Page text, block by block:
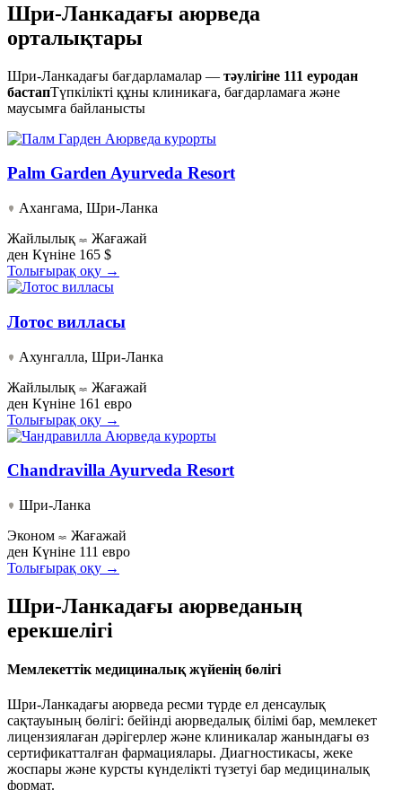
Шри-Ланкадағы аюрведа
орталықтары
Шри-Ланкадағы бағдарламалар — тәулігіне 111 еуродан
бастапТүпкілікті құны клиникаға, бағдарламаға және
маусымға байланысты
Palm Garden Ayurveda Resort
Ахангама, Шри-Ланка
Жайлылық
Жағажай
ден Күніне 165 $
Толығырақ оқу →
Лотос вилласы
Ахунгалла, Шри-Ланка
Жайлылық
Жағажай
ден Күніне 161 евро
Толығырақ оқу →
Chandravilla Ayurveda Resort
Шри-Ланка
Эконом
Жағажай
ден Күніне 111 евро
Толығырақ оқу →
Шри-Ланкадағы аюрведаның
ерекшелігі
Мемлекеттік медициналық жүйенің бөлігі
Шри-Ланкадағы аюрведа ресми түрде ел денсаулық
сақтауының бөлігі: бейінді аюрведалық білімі бар, мемлекет
лицензиялаған дәрігерлер және клиникалар жанындағы өз
сертификатталған фармациялары. Диагностикасы, жеке
жоспары және курсты күнделікті түзетуі бар медициналық
формат.